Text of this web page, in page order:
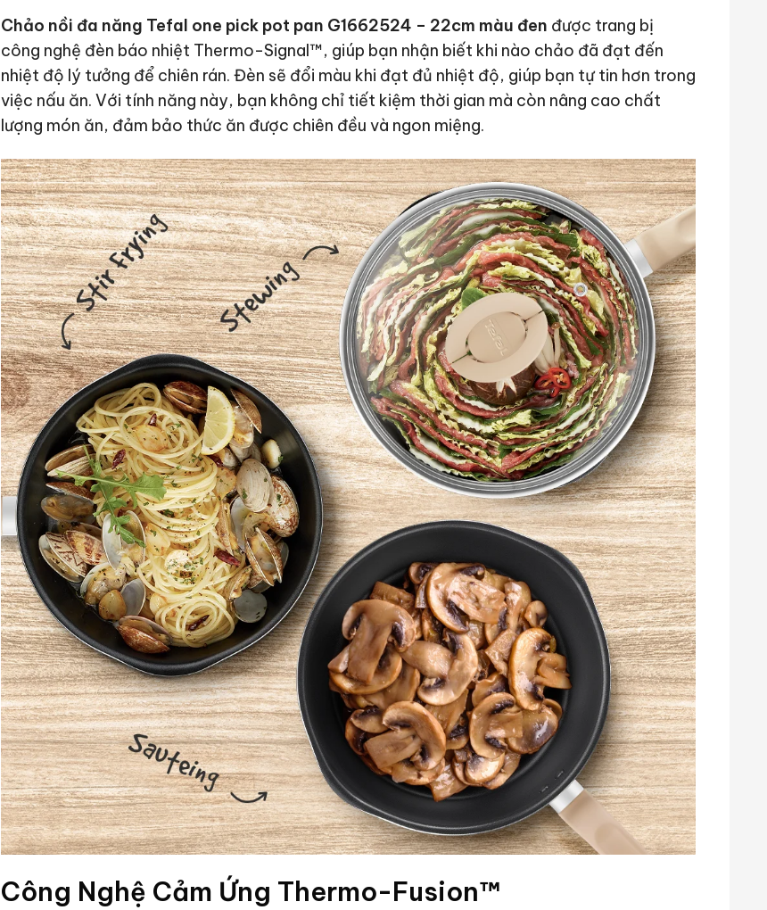
Chảo nồi đa năng Tefal one pick pot pan G1662524 – 22cm màu đen được trang bị
công nghệ đèn báo nhiệt Thermo-Signal™, giúp bạn nhận biết khi nào chảo đã đạt đến
nhiệt độ lý tưởng để chiên rán. Đèn sẽ đổi màu khi đạt đủ nhiệt độ, giúp bạn tự tin hơn trong
việc nấu ăn. Với tính năng này, bạn không chỉ tiết kiệm thời gian mà còn nâng cao chất
lượng món ăn, đảm bảo thức ăn được chiên đều và ngon miệng.
Công Nghệ Cảm Ứng Thermo-Fusion™